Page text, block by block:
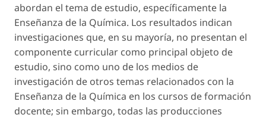
abordan el tema de estudio, específicamente la
Enseñanza de la Química. Los resultados indican
investigaciones que, en su mayoría, no presentan el
componente curricular como principal objeto de
estudio, sino como uno de los medios de
investigación de otros temas relacionados con la
Enseñanza de la Química en los cursos de formación
docente; sin embargo, todas las producciones